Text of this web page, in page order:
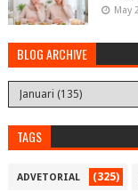
May
BLOG ARCHIVE
TAGS
ADVETORIAL (325)